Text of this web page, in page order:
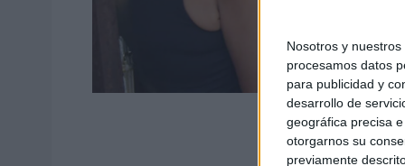
Nosotros y nuestros
procesamos datos
para publicidad y
desarrollo de
geográfica precisa
otorgarnos su
previamente